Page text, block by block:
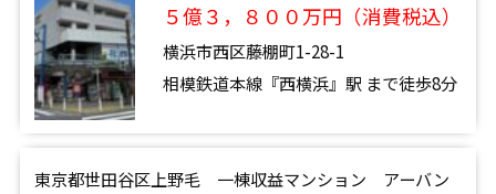
５億３，８００万円（消費税込）
横浜市西区藤棚町1-28-1
相模鉄道本線『西横浜』駅 まで徒歩8分
東京都世田谷区上野毛 一棟収益マンション アーバン